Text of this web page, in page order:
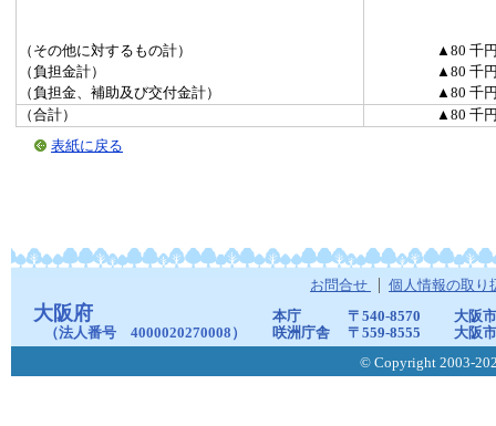
（その他に対するもの計）
▲80 千
（負担金計）
▲80 千
（負担金、補助及び交付金計）
▲80 千
（合計）
▲80 千
表紙に戻る
お問合せ 個人情報の取り
大阪府
（法人番号 4000020270008）
本庁 〒540-8570
大阪
咲洲庁舎
〒559-8555
大阪
© Copyright 2003-